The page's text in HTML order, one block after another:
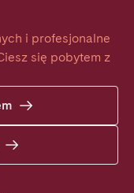
i profesjonalne
się pobytem z